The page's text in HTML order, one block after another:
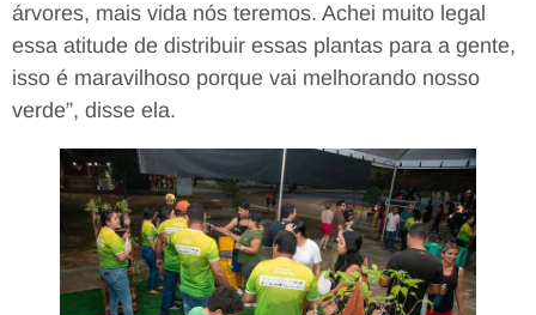
árvores, mais vida nós teremos. Achei muito legal
essa atitude de distribuir essas plantas para a gente,
isso é maravilhoso porque vai melhorando nosso
verde”, disse ela.